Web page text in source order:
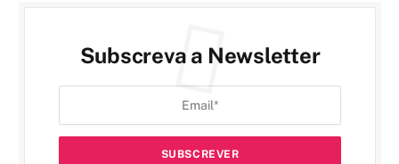
Subscreva a Newsletter